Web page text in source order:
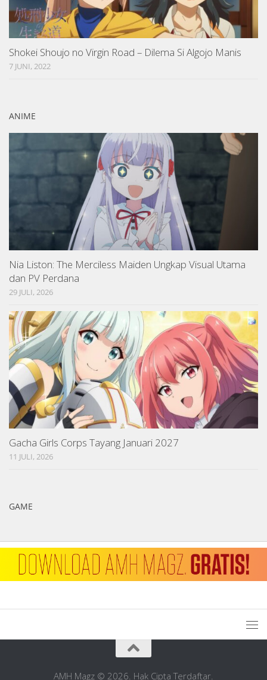
Shokei Shoujo no Virgin Road – Dilema Si Algojo Manis
7 JUNI, 2022
ANIME
Nia Liston: The Merciless Maiden Ungkap Visual Utama
dan PV Perdana
29 JULI, 2026
Gacha Girls Corps Tayang Januari 2027
11 JULI, 2026
GAME
AMH Magz © 2026. Hak Cipta Terdaftar.